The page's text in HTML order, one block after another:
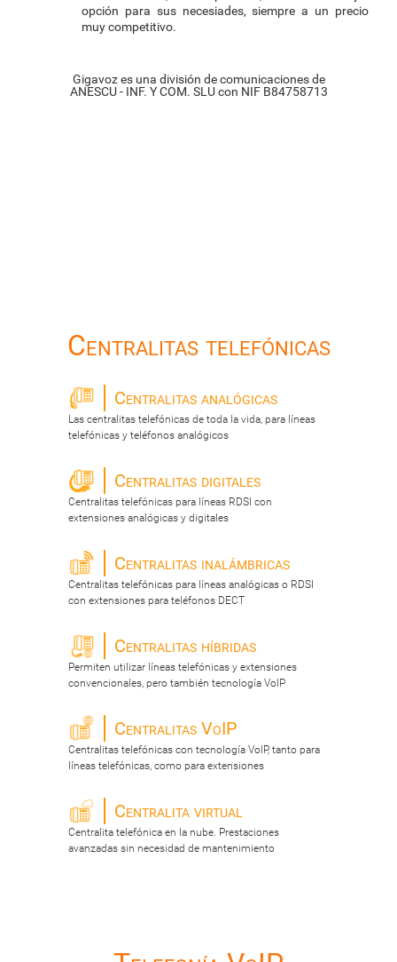
opción para sus necesiades, siempre a un precio
muy competitivo.
Gigavoz es una división de comunicaciones de
ANESCU - INF. Y COM. SLU con NIF B84758713
Centralitas telefónicas
Centralitas analógicas
Las centralitas telefónicas de toda la vida, para líneas
telefónicas y teléfonos analógicos
Centralitas digitales
Centralitas telefónicas para líneas RDSI con
extensiones analógicas y digitales
Centralitas inalámbricas
Centralitas telefónicas para líneas analógicas o RDSI
con extensiones para teléfonos DECT
Centralitas híbridas
Permiten utilizar líneas telefónicas y extensiones
convencionales, pero también tecnología VoIP
Centralitas VoIP
Centralitas telefónicas con tecnología VoIP, tanto para
líneas telefónicas, como para extensiones
Centralita virtual
Centralita telefónica en la nube. Prestaciones
avanzadas sin necesidad de mantenimiento